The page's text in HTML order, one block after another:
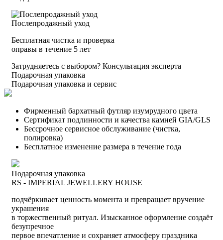
Послепродажный уход
Бесплатная чистка и проверка
оправы в течение 5 лет
Затрудняетесь с выбором? Консультация эксперта
Подарочная упаковка
Подарочная упаковка и сервис
Фирменный бархатный футляр изумрудного цвета
Сертификат подлинности и качества камней GIA/GLS
Бессрочное сервисное обслуживание (чистка,
полировка)
Бесплатное изменение размера в течение года
Подарочная упаковка
RS - IMPERIAL JEWELLERY HOUSE
подчёркивает ценность момента и превращает вручение
украшения
в торжественный ритуал. Изысканное оформление создаёт
безупречное
первое впечатление и сохраняет атмосферу праздника